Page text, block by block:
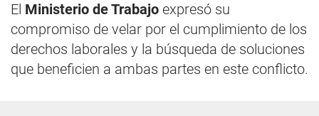
El Ministerio de Trabajo expresó su
compromiso de velar por el cumplimiento de los
derechos laborales y la búsqueda de soluciones
que beneficien a ambas partes en este conflicto.